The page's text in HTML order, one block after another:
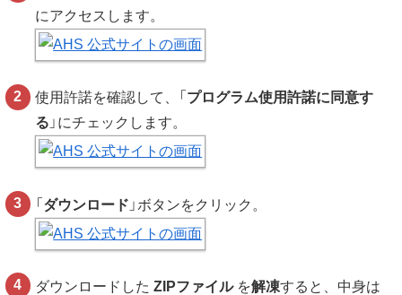
にアクセスします。
使用許諾を確認して、「 プログラム使用許諾に同意す
る 」にチェックします。
「 ダウンロード 」ボタンをクリック。
ダウンロードしたZIPファイルを解凍すると、中身は